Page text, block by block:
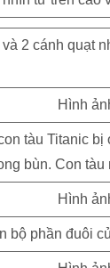
2 cánh quạt
tàu Titanic
bùn. Con
bộ phần đuôi